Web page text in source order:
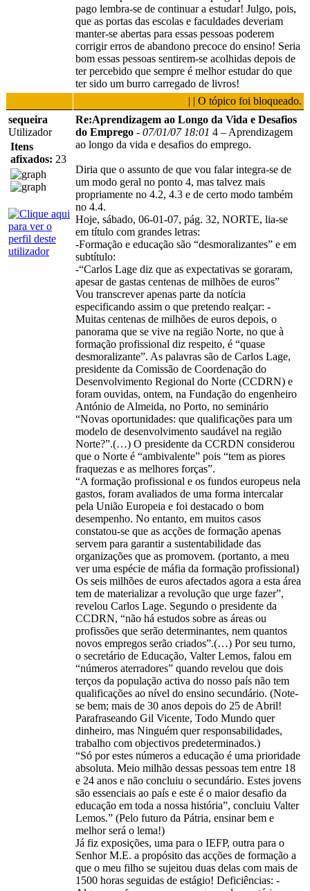
pago lembra-se de continuar a estudar! Julgo, pois,
que as portas das escolas e faculdades deveriam
manter-se abertas para essas pessoas poderem
corrigir erros de abandono precoce do ensino! Seria
bom essas pessoas sentirem-se acolhidas depois de
ter percebido que sempre é melhor estudar do que
ter sido um burro carregado de livros!
| | O tópico foi bloqueado.
sequeira
Utilizador
Itens
afixados: 23
Re:Aprendizagem ao Longo da Vida e Desafios
do Emprego - 07/01/07 18:01 4 – Aprendizagem
ao longo da vida e desafios do emprego.
Diria que o assunto de que vou falar integra-se de
um modo geral no ponto 4, mas talvez mais
propriamente no 4.2, 4.3 e de certo modo também
no 4.4.
Hoje, sábado, 06-01-07, pág. 32, NORTE, lia-se
em título com grandes letras:
-Formação e educação são “desmoralizantes” e em
subtítulo:
-“Carlos Lage diz que as expectativas se goraram,
apesar de gastas centenas de milhões de euros”
Vou transcrever apenas parte da notícia
especificando assim o que pretendo realçar: -
Muitas centenas de milhões de euros depois, o
panorama que se vive na região Norte, no que à
formação profissional diz respeito, é “quase
desmoralizante”. As palavras são de Carlos Lage,
presidente da Comissão de Coordenação do
Desenvolvimento Regional do Norte (CCDRN) e
foram ouvidas, ontem, na Fundação do engenheiro
António de Almeida, no Porto, no seminário
“Novas oportunidades: que qualificações para um
modelo de desenvolvimento saudável na região
Norte?”.(…) O presidente da CCRDN considerou
que o Norte é “ambivalente” pois “tem as piores
fraquezas e as melhores forças”.
“A formação profissional e os fundos europeus nela
gastos, foram avaliados de uma forma intercalar
pela União Europeia e foi destacado o bom
desempenho. No entanto, em muitos casos
constatou-se que as acções de formação apenas
servem para garantir a sustentabilidade das
organizações que as promovem. (portanto, a meu
ver uma espécie de máfia da formação profissional)
Os seis milhões de euros afectados agora a esta área
tem de materializar a revolução que urge fazer”,
revelou Carlos Lage. Segundo o presidente da
CCDRN, “não há estudos sobre as áreas ou
profissões que serão determinantes, nem quantos
novos empregos serão criados”.(…) Por seu turno,
o secretário de Educação, Valter Lemos, falou em
“números aterradores” quando revelou que dois
terços da população activa do nosso país não tem
qualificações ao nível do ensino secundário. (Note-
se bem; mais de 30 anos depois do 25 de Abril!
Parafraseando Gil Vicente, Todo Mundo quer
dinheiro, mas Ninguém quer responsabilidades,
trabalho com objectivos predeterminados.)
“Só por estes números a educação é uma prioridade
absoluta. Meio milhão dessas pessoas tem entre 18
e 24 anos e não concluiu o secundário. Estes jovens
são essenciais ao país e este é o maior desafio da
educação em toda a nossa história”, concluiu Valter
Lemos.” (Pelo futuro da Pátria, ensinar bem e
melhor será o lema!)
Já fiz exposições, uma para o IEFP, outra para o
Senhor M.E. a propósito das acções de formação a
que o meu filho se sujeitou duas delas com mais de
1500 horas seguidas de estágio! Deficiências: -